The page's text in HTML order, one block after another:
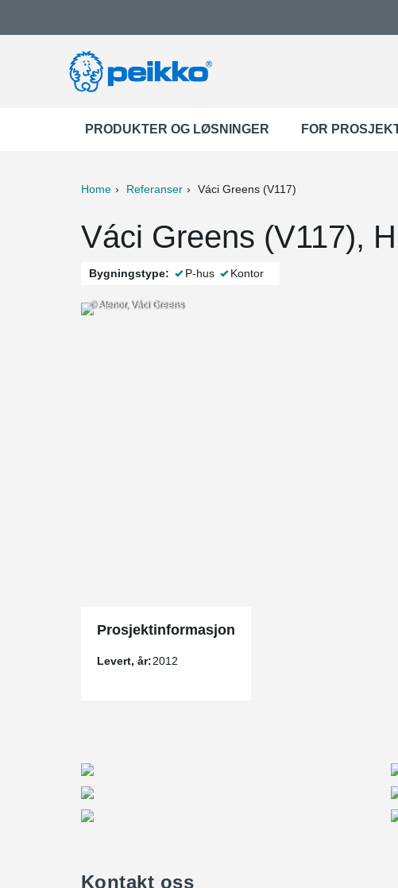
PRODUKTER OG LØSNINGER FOR
Home Referanser Váci Greens (V117)
Váci Greens (V117),
Bygningstype: P-hus Kontor
© Atenor, Váci Greens
Prosjektinformasjon
Levert, år:2012
Kontakt oss